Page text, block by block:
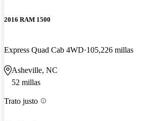
2016 RAM 1500
Express Quad Cab 4WD 105,226 millas
Asheville, NC
52 millas
Trato justo